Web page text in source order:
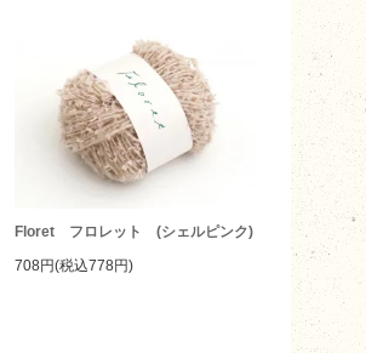
Floret フロレット (シェルピンク)
708円(税込778円)